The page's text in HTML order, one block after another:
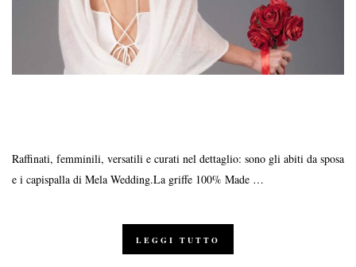
Raffinati, femminili, versatili e curati nel dettaglio: sono gli abiti da sposa
e i capispalla di Mela Wedding.La griffe 100% Made …
LEGGI TUTTO